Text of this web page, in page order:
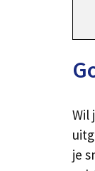
Wil
je